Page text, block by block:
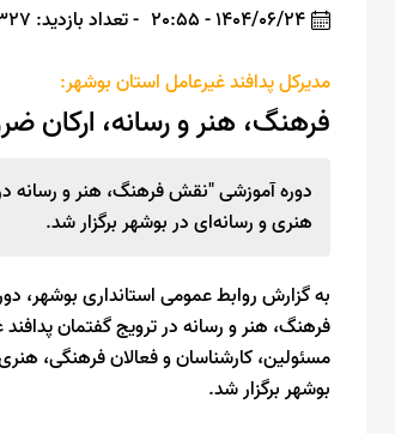
1404/06/24 - 20:55 - تعداد بازدید: 327
مدیرکل پدافند غیرعامل استان بوشهر:
فرهنگ، هنر و رسانه، ارکان
دوره آموزشی "نقش فرهنگ، هنر و رسانه
هنری و رسانه‌ای در بوشهر برگزار شد.
به گزارش روابط عمومی استانداری بوشهر،
فرهنگ، هنر و رسانه در ترویج گفتمان
مسئولین، کارشناسان و فعالان فرهنگی،
بوشهر برگزار شد.